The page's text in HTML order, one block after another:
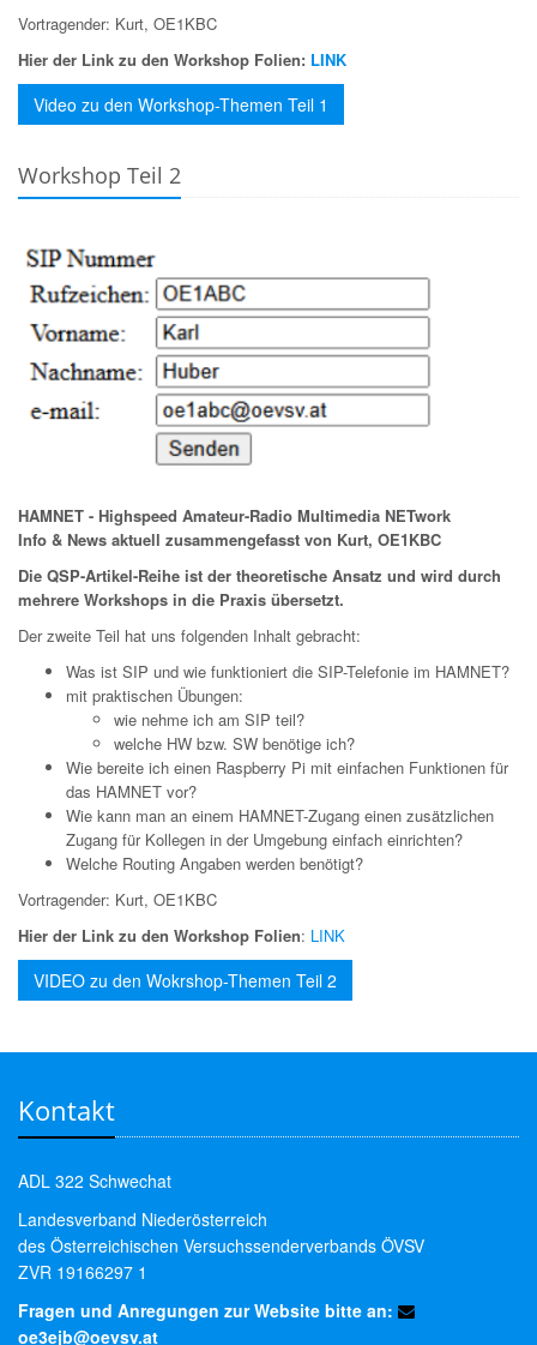
Vortragender: Kurt, OE1KBC
Hier der Link zu den Workshop Folien: LINK
Video zu den Workshop-Themen Teil 1
Workshop Teil 2
HAMNET - Highspeed Amateur-Radio Multimedia NETwork
Info & News aktuell zusammengefasst von Kurt, OE1KBC
Die QSP-Artikel-Reihe ist der theoretische Ansatz und wird durch
mehrere Workshops in die Praxis übersetzt.
Der zweite Teil hat uns folgenden Inhalt gebracht:
Was ist SIP und wie funktioniert die SIP-Telefonie im HAMNET?
mit praktischen Übungen:
wie nehme ich am SIP teil?
welche HW bzw. SW benötige ich?
Wie bereite ich einen Raspberry Pi mit einfachen Funktionen für
das HAMNET vor?
Wie kann man an einem HAMNET-Zugang einen zusätzlichen
Zugang für Kollegen in der Umgebung einfach einrichten?
Welche Routing Angaben werden benötigt?
Vortragender: Kurt, OE1KBC
Hier der Link zu den Workshop Folien: LINK
VIDEO zu den Wokrshop-Themen Teil 2
Kontakt
ADL 322 Schwechat
Landesverband Niederösterreich
des Österreichischen Versuchssenderverbands ÖVSV
ZVR 19166297 1
Fragen und Anregungen zur Website bitte an:
oe3ejb@oevsv.at